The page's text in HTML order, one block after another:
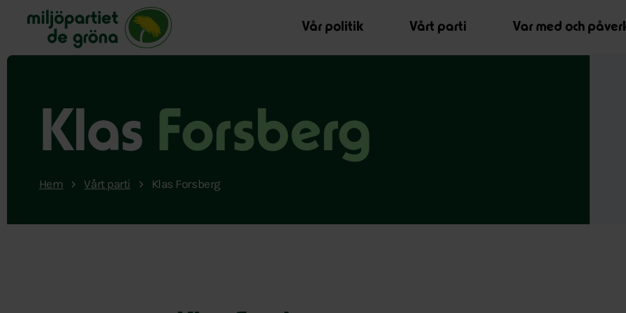
Miljöpartiet de gröna, startsida
Vår politik
Vårt parti Var med och
Klas Forsberg
Hem Vårt parti Klas Forsberg